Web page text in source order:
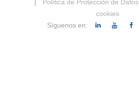
|
Política de Protección de Datos
cookies
Síguenos en: